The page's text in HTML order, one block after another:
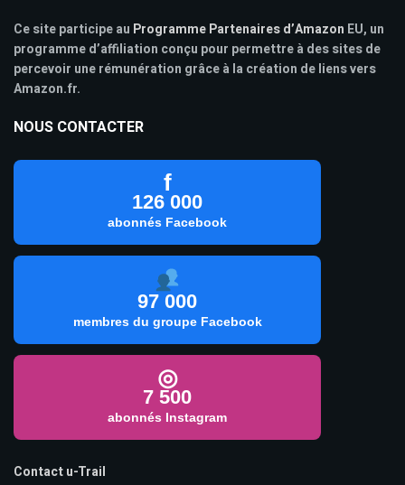
Ce site participe au Programme Partenaires d’Amazon EU, un
programme d’affiliation conçu pour permettre à des sites de
percevoir une rémunération grâce à la création de liens vers
Amazon.fr.
NOUS CONTACTER
f
126 000
abonnés Facebook
97 000
membres du groupe Facebook
◎
7 500
abonnés Instagram
Contact u-Trail